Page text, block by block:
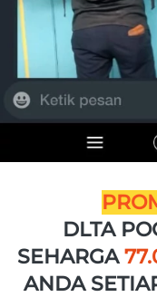
SEHARGA
ANDA